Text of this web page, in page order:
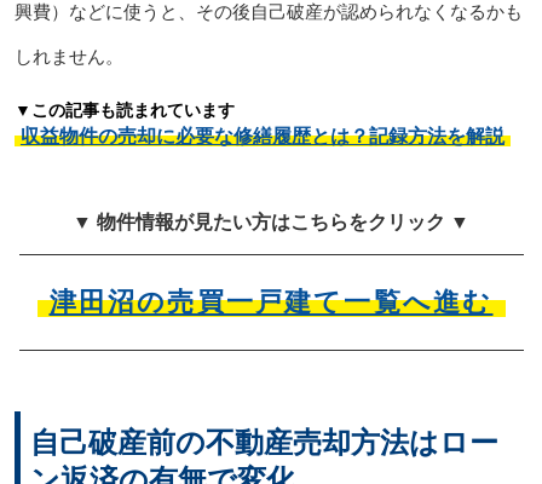
興費）などに使うと、その後自己破産が認められなくなるかも
しれません。
▼この記事も読まれています
収益物件の売却に必要な修繕履歴とは？記録方法を解説
▼ 物件情報が見たい方はこちらをクリック ▼
津田沼の売買一戸建て一覧へ進む
自己破産前の不動産売却方法はロー